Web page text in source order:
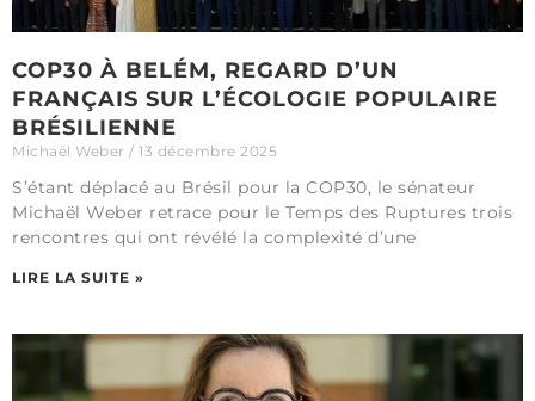
COP30 À BELÉM, REGARD D’UN
FRANÇAIS SUR L’ÉCOLOGIE POPULAIRE
BRÉSILIENNE
Michaël Weber 13 décembre 2025
S’étant déplacé au Brésil pour la COP30, le sénateur
Michaël Weber retrace pour le Temps des Ruptures trois
rencontres qui ont révélé la complexité d’une
LIRE LA SUITE »